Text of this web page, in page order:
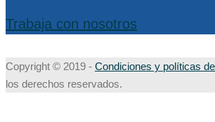
Trabaja con nosotros
Copyright © 2019 - Condiciones y políticas
los derechos reservados.